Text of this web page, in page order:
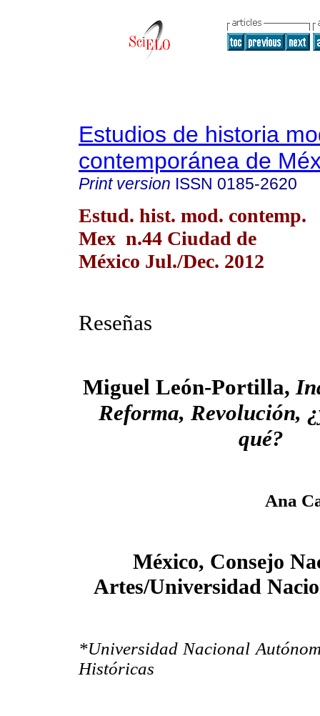
Estudios de historia
contemporánea de
Print version ISSN 0185-2620
Estud. hist. mod. contemp.
Mex n.44 Ciudad de
México Jul./Dec. 2012
Reseñas
Miguel León-Portilla,
Reforma, Revolución,
qué?
Ana
México, Consejo
Artes/Universidad
*Universidad Nacional
Históricas